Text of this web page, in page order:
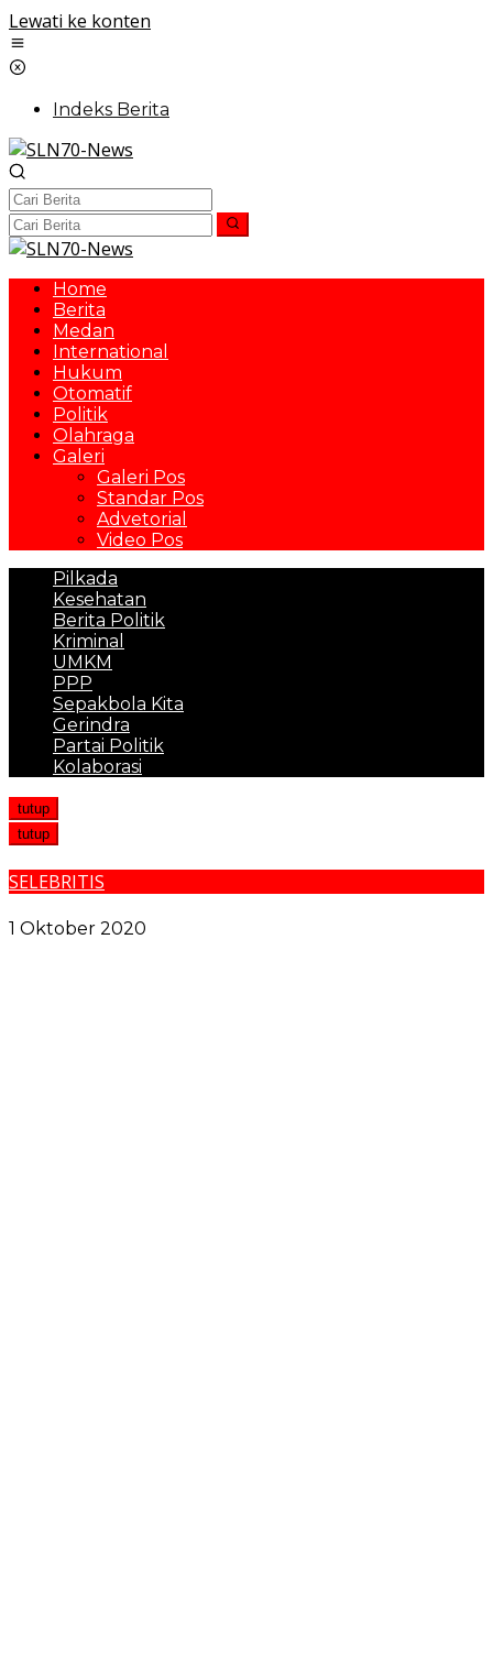
Lewati ke konten
Indeks Berita
Home
Berita
Medan
International
Hukum
Otomatif
Politik
Olahraga
Galeri
Galeri Pos
Standar Pos
Advetorial
Video Pos
Pilkada
Kesehatan
Berita Politik
Kriminal
UMKM
PPP
Sepakbola Kita
Gerindra
Partai Politik
Kolaborasi
tutup
tutup
SELEBRITIS
1 Oktober 2020